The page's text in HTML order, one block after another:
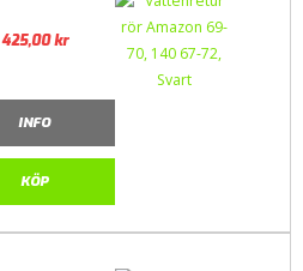
425,00kr
INFO
KÖP